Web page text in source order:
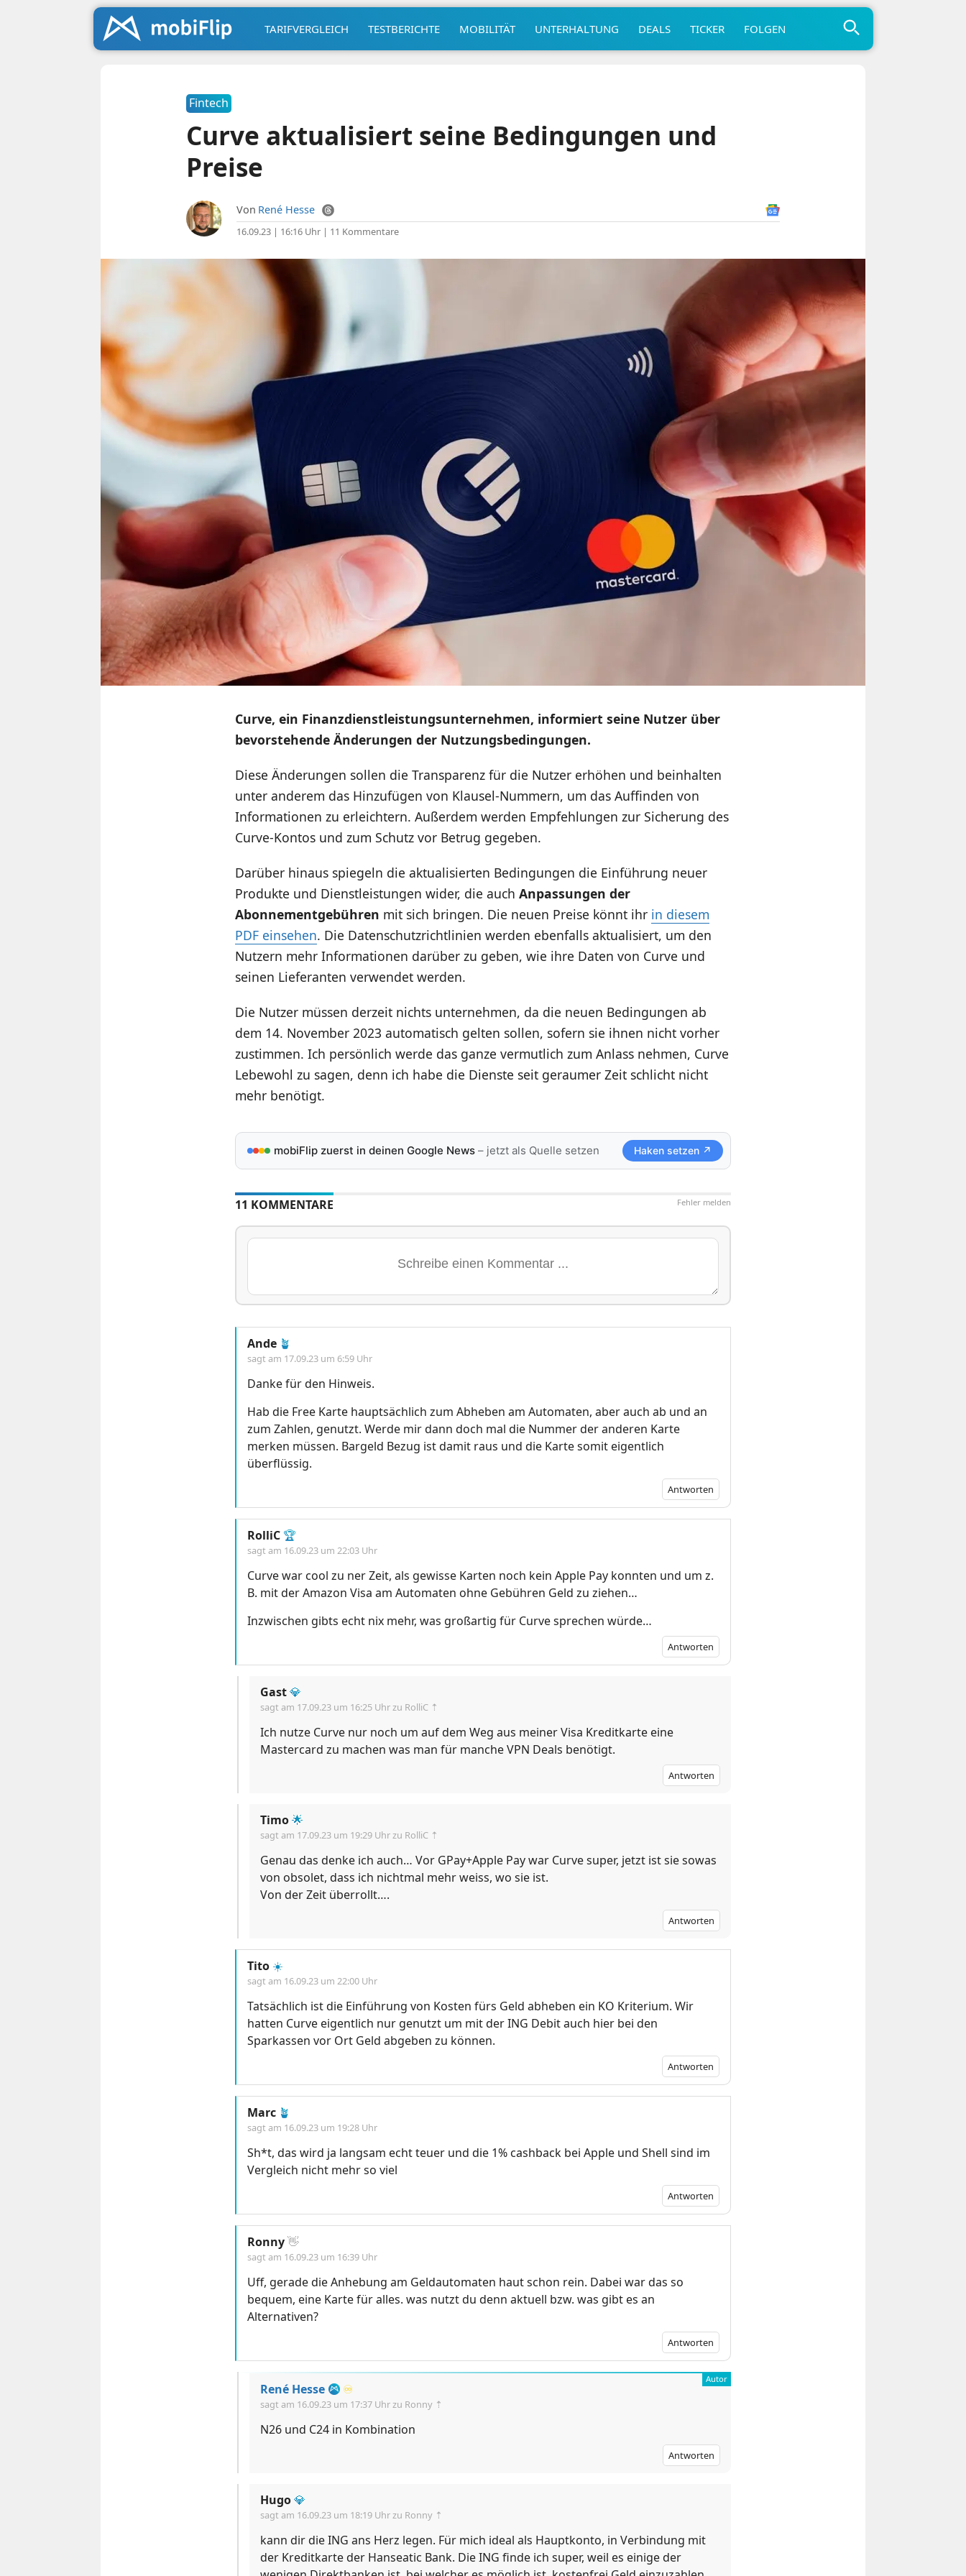
TARIFVERGLEICH TESTBERICHTE MOBILITÄT UNTERHALTUNG DEALS TICKER FOLGEN
Fintech
Curve aktualisiert seine Bedingungen und
Preise
Von René Hesse
16.09.23 | 16:16 Uhr| 11 Kommentare
Curve, ein Finanzdienstleistungsunternehmen, informiert seine Nutzer über
bevorstehende Änderungen der Nutzungsbedingungen.
Diese Änderungen sollen die Transparenz für die Nutzer erhöhen und beinhalten
unter anderem das Hinzufügen von Klausel-Nummern, um das Auffinden von
Informationen zu erleichtern. Außerdem werden Empfehlungen zur Sicherung des
Curve-Kontos und zum Schutz vor Betrug gegeben.
Darüber hinaus spiegeln die aktualisierten Bedingungen die Einführung neuer
Produkte und Dienstleistungen wider, die auch Anpassungen der
Abonnementgebühren mit sich bringen. Die neuen Preise könnt ihr in diesem
PDF einsehen. Die Datenschutzrichtlinien werden ebenfalls aktualisiert, um den
Nutzern mehr Informationen darüber zu geben, wie ihre Daten von Curve und
seinen Lieferanten verwendet werden.
Die Nutzer müssen derzeit nichts unternehmen, da die neuen Bedingungen ab
dem 14. November 2023 automatisch gelten sollen, sofern sie ihnen nicht vorher
zustimmen. Ich persönlich werde das ganze vermutlich zum Anlass nehmen, Curve
Lebewohl zu sagen, denn ich habe die Dienste seit geraumer Zeit schlicht nicht
mehr benötigt.
mobiFlip zuerst in deinen Google News– jetzt als Quelle setzen Haken setzen ↗
Fehler melden
11 KOMMENTARE
Ande 🪴
sagt am 17.09.23 um 6:59 Uhr
Danke für den Hinweis.
Hab die Free Karte hauptsächlich zum Abheben am Automaten, aber auch ab und an
zum Zahlen, genutzt. Werde mir dann doch mal die Nummer der anderen Karte
merken müssen. Bargeld Bezug ist damit raus und die Karte somit eigentlich
überflüssig.
Antworten
RolliC 🏆
sagt am 16.09.23 um 22:03 Uhr
Curve war cool zu ner Zeit, als gewisse Karten noch kein Apple Pay konnten und um z.
B. mit der Amazon Visa am Automaten ohne Gebühren Geld zu ziehen…
Inzwischen gibts echt nix mehr, was großartig für Curve sprechen würde…
Antworten
Gast💎
sagt am 17.09.23 um 16:25 Uhrzu RolliC ⇡
Ich nutze Curve nur noch um auf dem Weg aus meiner Visa Kreditkarte eine
Mastercard zu machen was man für manche VPN Deals benötigt.
Antworten
Timo🌟
sagt am 17.09.23 um 19:29 Uhrzu RolliC ⇡
Genau das denke ich auch… Vor GPay+Apple Pay war Curve super, jetzt ist sie sowas
von obsolet, dass ich nichtmal mehr weiss, wo sie ist.
Von der Zeit überrollt….
Antworten
Tito ☀️
sagt am 16.09.23 um 22:00 Uhr
Tatsächlich ist die Einführung von Kosten fürs Geld abheben ein KO Kriterium. Wir
hatten Curve eigentlich nur genutzt um mit der ING Debit auch hier bei den
Sparkassen vor Ort Geld abgeben zu können.
Antworten
Marc 🪴
sagt am 16.09.23 um 19:28 Uhr
Sh*t, das wird ja langsam echt teuer und die 1% cashback bei Apple und Shell sind im
Vergleich nicht mehr so viel
Antworten
Ronny👋
sagt am 16.09.23 um 16:39 Uhr
Uff, gerade die Anhebung am Geldautomaten haut schon rein. Dabei war das so
bequem, eine Karte für alles. was nutzt du denn aktuell bzw. was gibt es an
Alternativen?
Antworten
René Hesse ♾️
sagt am 16.09.23 um 17:37 Uhrzu Ronny ⇡
N26 und C24 in Kombination
Antworten
Hugo💎
sagt am 16.09.23 um 18:19 Uhrzu Ronny ⇡
kann dir die ING ans Herz legen. Für mich ideal als Hauptkonto, in Verbindung mit
der Kreditkarte der Hanseatic Bank. Die ING finde ich super, weil es einige der